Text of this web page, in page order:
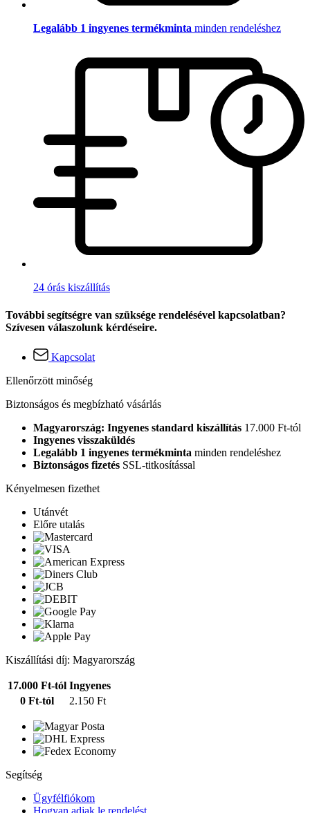
Legalább 1 ingyenes termékminta minden rendeléshez
24 órás kiszállítás
További segítségre van szüksége rendelésével kapcsolatban?
Szívesen válaszolunk kérdéseire.
Kapcsolat
Ellenőrzött minőség
Biztonságos és megbízható vásárlás
Magyarország: Ingyenes standard kiszállítás 17.000 Ft-tól
Ingyenes visszaküldés
Legalább 1 ingyenes termékminta minden rendeléshez
Biztonságos fizetés SSL-titkosítással
Kényelmesen fizethet
Utánvét
Előre utalás
Kiszállítási díj: Magyarország
17.000 Ft-tól Ingyenes
0 Ft-tól
2.150 Ft
Segítség
Ügyfélfiókom
Hogyan adjak le rendelést